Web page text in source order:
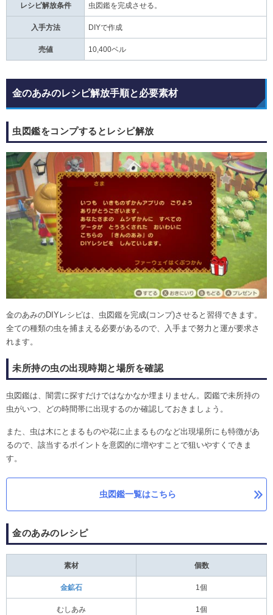
レシピ解放条件 虫図鑑を完成させる。
入手方法 DIYで作成
売値 10,400ベル
金のあみのレシピ解放手順と必要素材
虫図鑑をコンプするとレシピ解放
金のあみのDIYレシピは、虫図鑑を完成(コンプ)させると習得できます。
全ての種類の虫を捕まえる必要があるので、入手まで努力と運が要求さ
れます。
未所持の虫の出現時期と場所を確認
虫図鑑は、闇雲に探すだけではなかなか埋まりません。図鑑で未所持の
虫がいつ、どの時間帯に出現するのか確認しておきましょう。
また、虫は木にとまるものや花に止まるものなど出現場所にも特徴があ
るので、該当するポイントを意図的に増やすことで狙いやすくできま
す。
虫図鑑一覧はこちら
金のあみのレシピ
素材 個数
金鉱石 1個
むしあみ 1個